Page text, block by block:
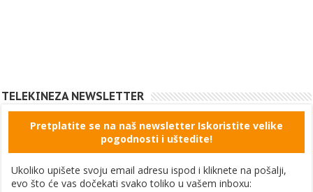
TELEKINEZA NEWSLETTER
Pretplatite se na naš newsletter Iskoristite velike
pogodnosti i uštedite!
Ukoliko upišete svoju email adresu ispod i kliknete na pošalji,
evo što će vas dočekati svako toliko u vašem inboxu: